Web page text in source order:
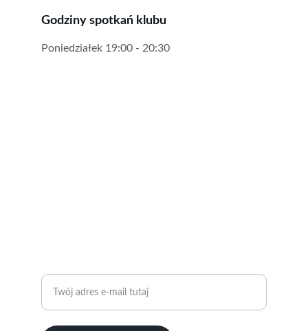
Godziny spotkań klubu
Poniedziałek 19:00 - 20:30